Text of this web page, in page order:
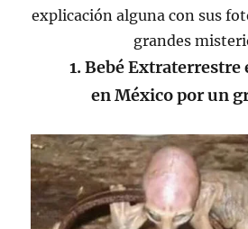
explicación alguna con sus
grandes
1. Bebé Extraterrestre
en México por un